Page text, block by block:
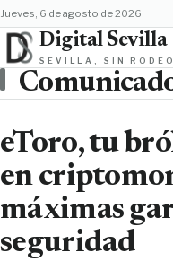
jueves, 6 de agosto de 2026
Digital Sevilla
SEVILLA, SIN
eToro, tu
en
máximas
seguridad